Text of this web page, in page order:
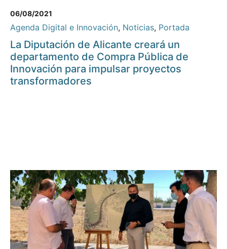
06/08/2021
Agenda Digital e Innovación, Noticias, Portada
La Diputación de Alicante creará un
departamento de Compra Pública de
Innovación para impulsar proyectos
transformadores